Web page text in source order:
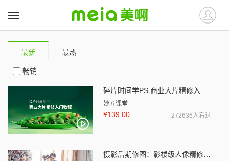
最新 最热
畅销
妙匠课堂
¥139.00 272636人看过